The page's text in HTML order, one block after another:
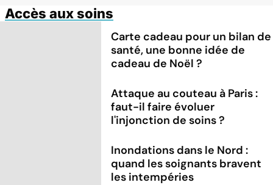
Accès aux soins
Carte cadeau pour un bilan de
santé, une bonne idée de
cadeau de Noël ?
Attaque au couteau à Paris :
faut-il faire évoluer
l'injonction de soins ?
Inondations dans le Nord :
quand les soignants bravent
les intempéries